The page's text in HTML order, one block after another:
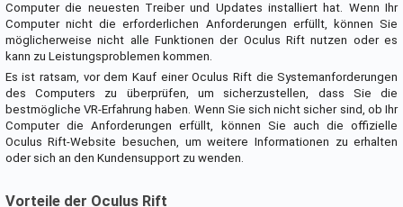
Computer die neuesten Treiber und Updates installiert hat. Wenn Ihr
Computer nicht die erforderlichen Anforderungen erfüllt, können Sie
möglicherweise nicht alle Funktionen der Oculus Rift nutzen oder es
kann zu Leistungsproblemen kommen.
Es ist ratsam, vor dem Kauf einer Oculus Rift die Systemanforderungen
des Computers zu überprüfen, um sicherzustellen, dass Sie die
bestmögliche VR-Erfahrung haben. Wenn Sie sich nicht sicher sind, ob Ihr
Computer die Anforderungen erfüllt, können Sie auch die offizielle
Oculus Rift-Website besuchen, um weitere Informationen zu erhalten
oder sich an den Kundensupport zu wenden.
Vorteile der Oculus Rift